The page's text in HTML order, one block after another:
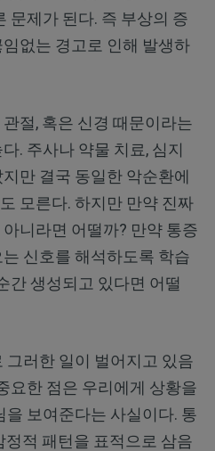
문제가 된다. 즉 부상의 증
없는 경고로 인해 발생하
절, 혹은 신경 때문이라는
. 주사나 약물 치료, 심지
만 결국 동일한 악순환에
모른다. 하지만 만약 진짜
니라면 어떨까? 만약 통증
신호를 해석하도록 학습
간 생성되고 있다면 어떨
그러한 일이 벌어지고 있음
요한 점은 우리에게 상황을
을 보여준다는 사실이다. 통
정적 패턴을 표적으로 삼음